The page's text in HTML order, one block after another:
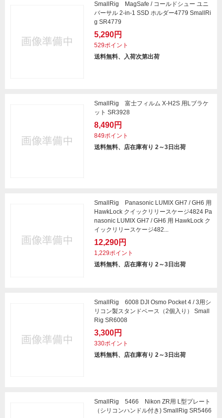
SmallRig MagSafe / コールドシュー ユニ
バーサル 2-in-1 SSD ホルダー4779 SmallRi
g SR4779
5,290円
529ポイント
送料無料、入荷次第出荷
SmallRig 富士フィルム X-H2S 用Lブラケ
ット SR3928
8,490円
849ポイント
送料無料、店在庫有り 2～3日出荷
SmallRig Panasonic LUMIX GH7 / GH6 用
HawkLock クイックリリースケージ4824 Pa
nasonic LUMIX GH7 / GH6 用 HawkLock ク
イックリリースケージ482...
12,290円
1,229ポイント
送料無料、店在庫有り 2～3日出荷
SmallRig 6008 DJI Osmo Pocket 4 / 3用シ
リコン製スタンドベース（2個入り） Small
Rig SR6008
3,300円
330ポイント
送料無料、店在庫有り 2～3日出荷
SmallRig 5466 Nikon ZR用 L型プレート
（シリコンハンドル付き) SmallRig SR5466